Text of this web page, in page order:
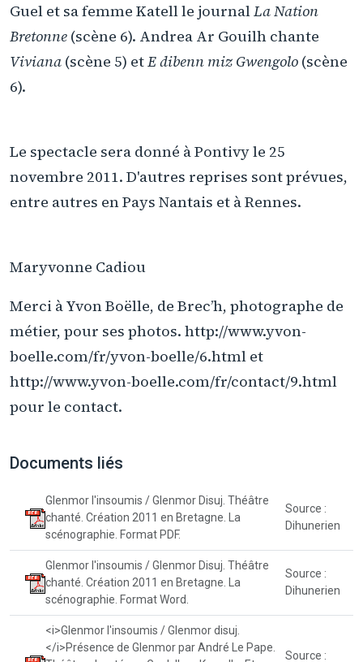
Guel et sa femme Katell le journalLa Nation
Bretonne (scène 6). Andrea Ar Gouilh chante
Viviana (scène 5) etE dibenn miz Gwengolo (scène
6).
Le spectacle sera donné à Pontivy le 25
novembre 2011. D'autres reprises sont prévues,
entre autres en Pays Nantais et à Rennes.
Maryvonne Cadiou
Merci à Yvon Boëlle, de Brec’h, photographe de
métier, pour ses photos. http://www.yvon-
boelle.com/fr/yvon-boelle/6.html et
http://www.yvon-boelle.com/fr/contact/9.html
pour le contact.
Documents liés
Glenmor l'insoumis / Glenmor Disuj. Théâtre
chanté. Création 2011 en Bretagne. La
scénographie. Format PDF.
Source :
Dihunerien
Glenmor l'insoumis / Glenmor Disuj. Théâtre
chanté. Création 2011 en Bretagne. La
scénographie. Format Word.
Source :
Dihunerien
<i>Glenmor l'insoumis / Glenmor disuj.
</i>Présence de Glenmor par André Le Pape.
Source :